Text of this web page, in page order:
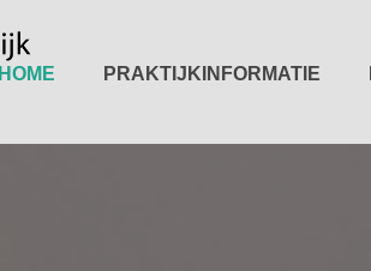
HOME PRAKTIJKINFORMATIE